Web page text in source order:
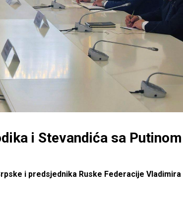
i Stevandića sa Putinom
i predsjednika Ruske Federacije Vladimira